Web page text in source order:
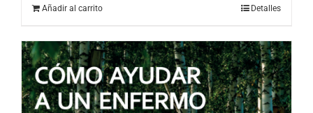
Añadir al carrito Detalles